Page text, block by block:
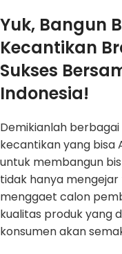
Yuk, Bangun
Kecantikan
Sukses
Indonesia!
Demikianlah
kecantikan yang bisa
untuk membangun
tidak hanya
menggaet calon
kualitas produk yang
konsumen akan